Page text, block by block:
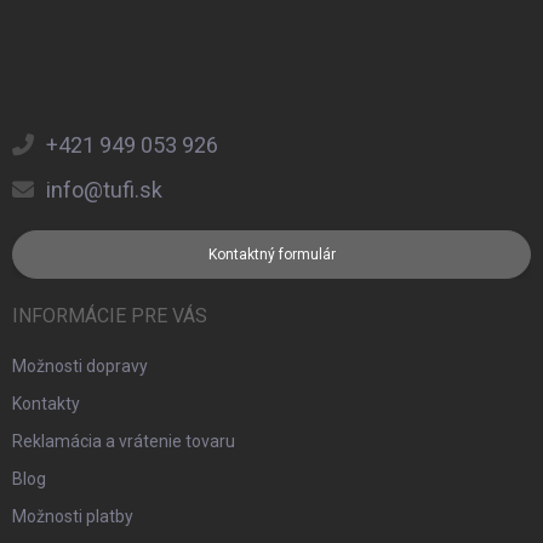
+421 949 053 926
info@tufi.sk
Kontaktný formulár
INFORMÁCIE PRE VÁS
Možnosti dopravy
Kontakty
Reklamácia a vrátenie tovaru
Blog
Možnosti platby